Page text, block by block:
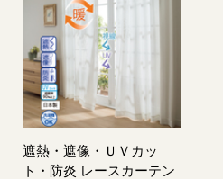
遮熱・遮像・ＵＶカッ
ト・防炎 レースカーテン